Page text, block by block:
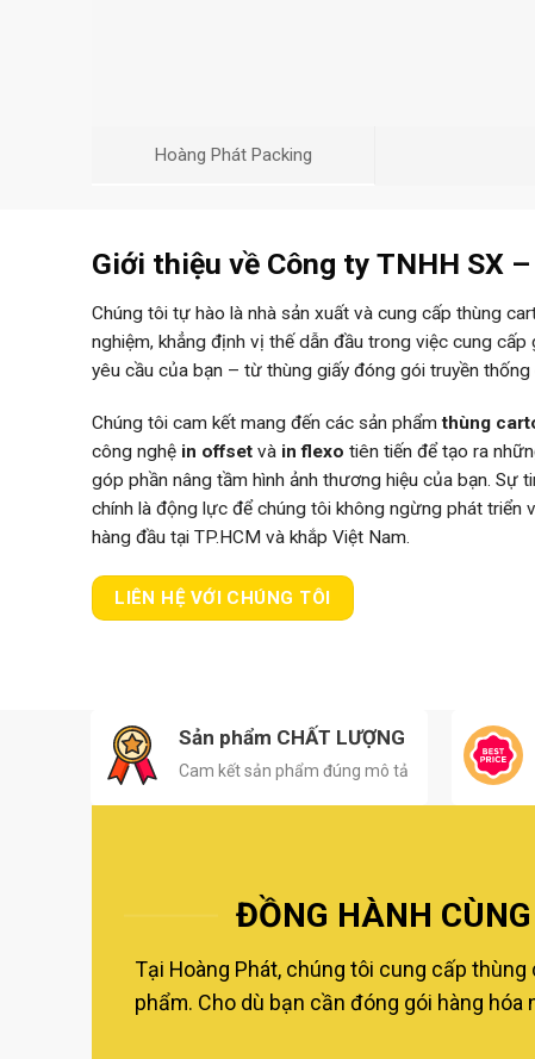
Hoàng Phát Packing
Giới thiệu về Công ty TNHH SX
Chúng tôi tự hào là nhà sản xuất và cung cấp thùng
nghiệm, khẳng định vị thế dẫn đầu trong việc cung
yêu cầu của bạn – từ thùng giấy đóng gói truyền
Chúng tôi cam kết mang đến các sản phẩmthùng
công nghệ in offset và in flexo tiên tiến để tạo ra
góp phần nâng tầm hình ảnh thương hiệu của bạn. Sự
chính là động lực để chúng tôi không ngừng phát triển
hàng đầu tại TP.HCM và khắp Việt Nam.
LIÊN HỆ VỚI CHÚNG TÔI
Sản phẩm CHẤT LƯỢNG
Cam kết sản phẩm đúng mô tả
ĐỒNG HÀNH
Tại Hoàng Phát, chúng tôi cung cấp
phẩm. Cho dù bạn cần đóng gói hàng